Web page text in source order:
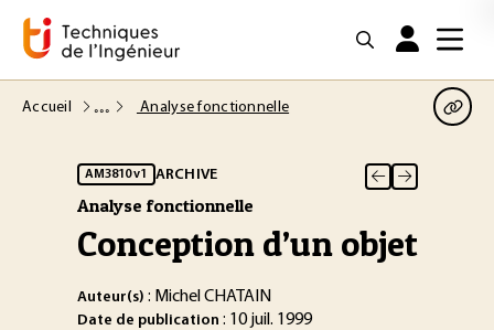
Accueil Analyse fonctionnelle
AM3810 v1 ARCHIVE
Analyse fonctionnelle
Conception d’un objet
Auteur(s) : Michel CHATAIN
Date de publication : 10 juil. 1999